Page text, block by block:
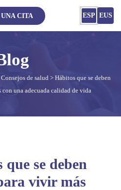
CITA ESP EUS
Consejos de salud> Hábitos que se deben
con una adecuada calidad de vida
que se deben
vivir más